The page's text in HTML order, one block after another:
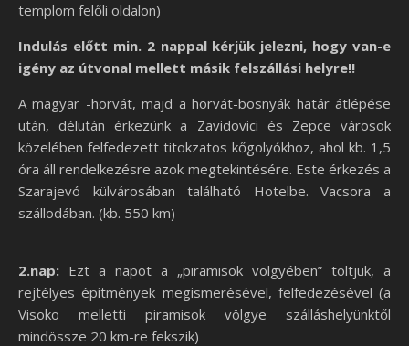
templom felőli oldalon)
Indulás előtt min. 2 nappal kérjük jelezni, hogy van-e
igény az útvonal mellett másik felszállási helyre!!
A magyar -horvát, majd a horvát-bosnyák határ átlépése
után, délután érkezünk a Zavidovici és Zepce városok
közelében felfedezett titokzatos kőgolyókhoz, ahol kb. 1,5
óra áll rendelkezésre azok megtekintésére. Este érkezés a
Szarajevó külvárosában található Hotelbe. Vacsora a
szállodában. (kb. 550 km)
2.nap: Ezt a napot a „piramisok völgyében” töltjük, a
rejtélyes építmények megismerésével, felfedezésével (a
Visoko melletti piramisok völgye szálláshelyünktől
mindössze 20 km-re fekszik)